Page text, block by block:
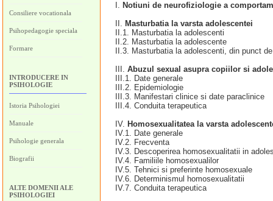
Consiliere vocationala
Psihopedagogie speciala
Formare
INTRODUCERE IN
PSIHOLOGIE
Istoria Psihologiei
Manuale
Psihologie generala
Biografii
ALTE DOMENII ALE
PSIHOLOGIEI
I. Notiuni de neurofiziologie a
II. Masturbatia la varsta adolescentei
II.1. Masturbatia la adolescenti
II.2. Masturbatia la adolescente
II.3. Masturbatia la adolescenti, din punct
III. Abuzul sexual asupra copiilor si
III.1. Date generale
III.2. Epidemiologie
III.3. Manifestari clinice si date paraclinice
III.4. Conduita terapeutica
IV. Homosexualitatea la varsta
IV.1. Date generale
IV.2. Frecventa
IV.3. Descoperirea homosexualitatii in
IV.4. Familiile homosexualilor
IV.5. Tehnici si preferinte homosexuale
IV.6. Determinismul homosexualitatii
IV.7. Conduita terapeutica